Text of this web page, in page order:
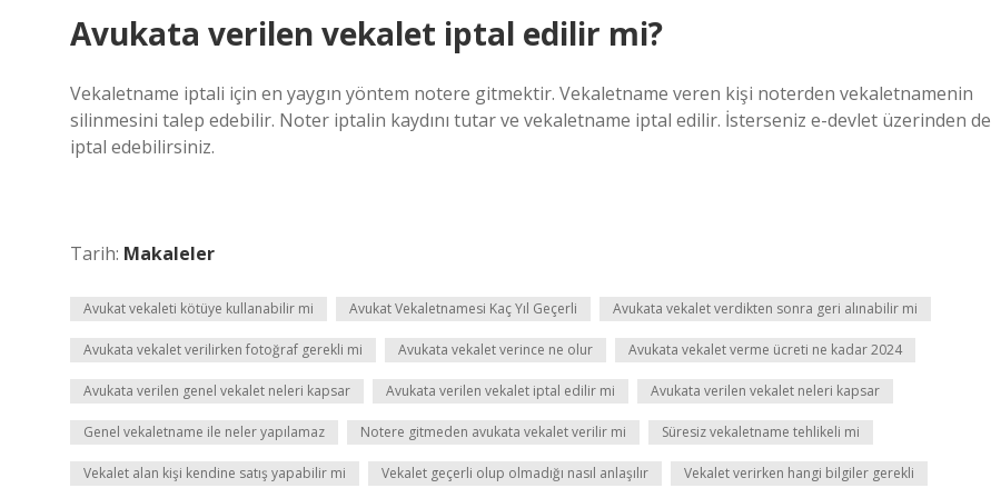
Avukata verilen vekalet iptal edilir mi?
Vekaletname iptali için en yaygın yöntem notere gitmektir. Vekaletname veren kişi noterden vekaletnamenin
silinmesini talep edebilir. Noter iptalin kaydını tutar ve vekaletname iptal edilir. İsterseniz e-devlet üzerinden de
iptal edebilirsiniz.
Tarih: Makaleler
Avukat vekaleti kötüye kullanabilir mi Avukat Vekaletnamesi Kaç Yıl Geçerli Avukata vekalet verdikten sonra geri alınabilir mi
Avukata vekalet verilirken fotoğraf gerekli mi Avukata vekalet verince ne olur Avukata vekalet verme ücreti ne kadar 2024
Avukata verilen genel vekalet neleri kapsar Avukata verilen vekalet iptal edilir mi Avukata verilen vekalet neleri kapsar
Genel vekaletname ile neler yapılamaz Notere gitmeden avukata vekalet verilir mi Süresiz vekaletname tehlikeli mi
Vekalet alan kişi kendine satış yapabilir mi Vekalet geçerli olup olmadığı nasıl anlaşılır Vekalet verirken hangi bilgiler gerekli